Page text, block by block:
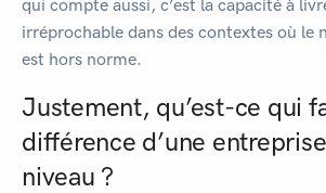
qui compte aussi, c’est la capacité à
irréprochable dans des contextes où le
est hors norme.
Justement, qu’est-ce qui
différence d’une
niveau ?